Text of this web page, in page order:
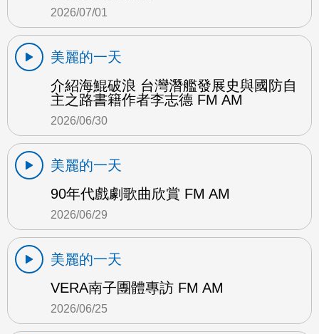
2026/07/01
美麗的一天
介紹海鯤破浪 台灣潛艦發展史與國防自
主之路書籍作者李志德 FM AM
2026/06/30
美麗的一天
90年代戲劇歌曲欣賞 FM AM
2026/06/29
美麗的一天
VERA南子團體專訪 FM AM
2026/06/25